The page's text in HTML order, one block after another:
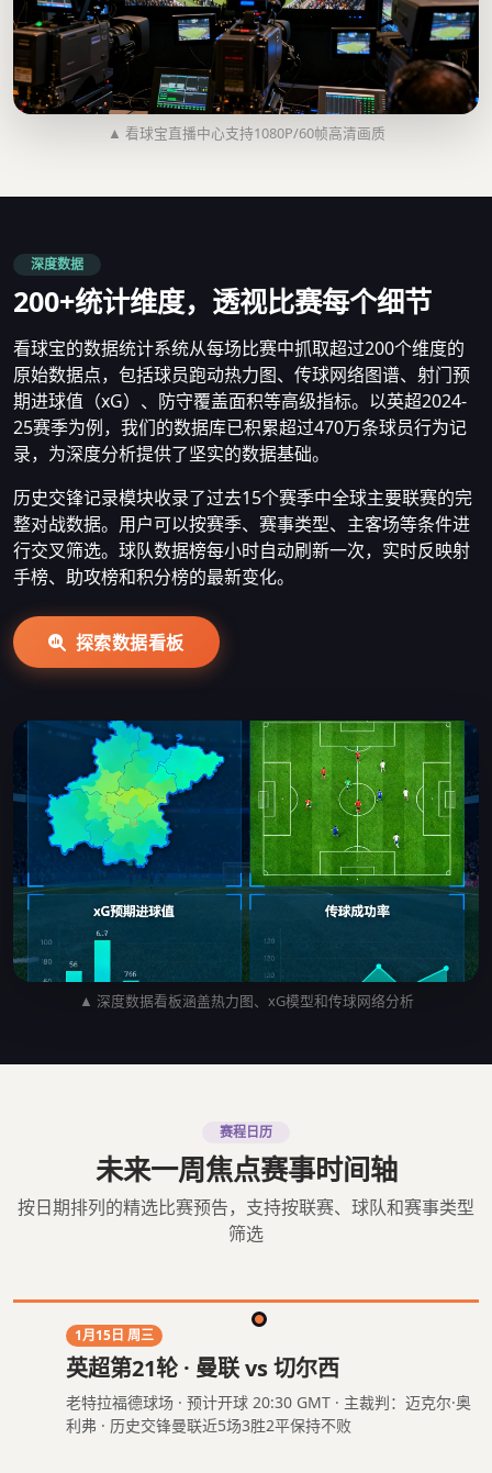
▲ 看球宝直播中心支持1080P/60帧高清画质
深度数据
200+统计维度，透视比赛每个细节
看球宝的数据统计系统从每场比赛中抓取超过200个维度的
原始数据点，包括球员跑动热力图、传球网络图谱、射门预
期进球值（xG）、防守覆盖面积等高级指标。以英超2024-
25赛季为例，我们的数据库已积累超过470万条球员行为记
录，为深度分析提供了坚实的数据基础。
历史交锋记录模块收录了过去15个赛季中全球主要联赛的完
整对战数据。用户可以按赛季、赛事类型、主客场等条件进
行交叉筛选。球队数据榜每小时自动刷新一次，实时反映射
手榜、助攻榜和积分榜的最新变化。
探索数据看板
▲ 深度数据看板涵盖热力图、xG模型和传球网络分析
赛程日历
未来一周焦点赛事时间轴
按日期排列的精选比赛预告，支持按联赛、球队和赛事类型
筛选
1月15日 周三
英超第21轮 · 曼联 vs 切尔西
老特拉福德球场 · 预计开球 20:30 GMT · 主裁判：迈克尔·奥
利弗 · 历史交锋曼联近5场3胜2平保持不败